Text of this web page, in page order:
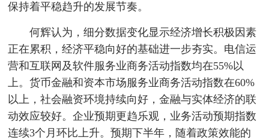
保持着平稳趋升的发展节奏。
何辉认为，细分数据变化显示经济增长积极因素
正在累积，经济平稳向好的基础进一步夯实。电信运
营和互联网及软件服务业商务活动指数均在55%以
上。货币金融和资本市场服务业商务活动指数在60%
以上，社会融资环境持续向好，金融与实体经济的联
动效应较好。企业预期更趋乐观，业务活动预期指数
连续3个月环比上升。预期下半年，随着政策效能的